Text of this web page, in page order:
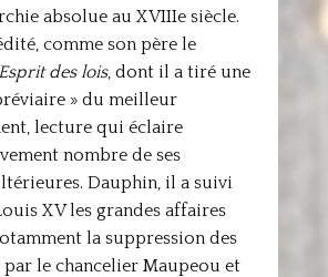
absolue au XVIIIe siècle.
comme son père le
des lois, dont il a tiré une
» du meilleur
lecture qui éclaire
nombre de ses
Dauphin, il a suivi
XV les grandes affaires
la suppression des
le chancelier Maupeou et